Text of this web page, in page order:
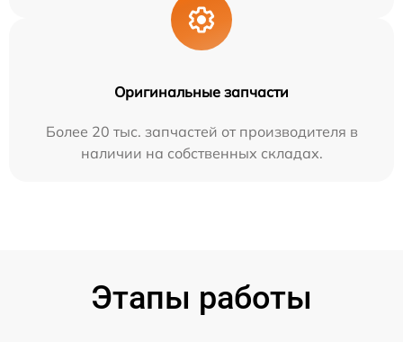
Оригинальные запчасти
Более 20 тыс. запчастей от производителя в
наличии на собственных складах.
Этапы работы